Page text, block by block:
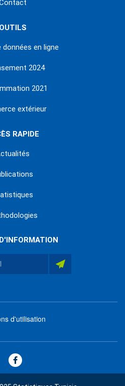
OUTILS
données en ligne
2024
2021
extérieur
RAPIDE
d'utilisation